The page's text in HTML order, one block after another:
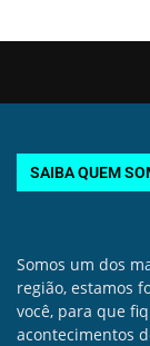
SAIBA QUEM
Somos um dos
região, estamos
você, para que
acontecimentos